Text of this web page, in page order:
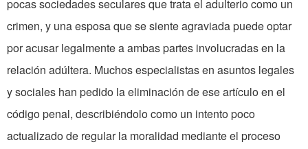
pocas sociedades seculares que trata el adulterio como un
crimen, y una esposa que se siente agraviada puede optar
por acusar legalmente a ambas partes involucradas en la
relación adúltera. Muchos especialistas en asuntos legales
y sociales han pedido la eliminación de ese artículo en el
código penal, describiéndolo como un intento poco
actualizado de regular la moralidad mediante el proceso